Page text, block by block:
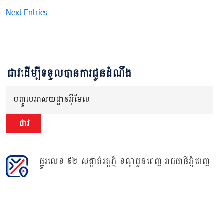
Next Entries
ជាវដើម្បីទទួលបានការជូនដំណឹង
បញ្ចូលអាសយដ្ឋានអ៊ីមែល
ជាវ
ផ្លូវលេខ ៩២ សង្កាត់វត្តភ្នំ ខណ្ឌដូនពេញ រាជធានីភ្នំពេញ